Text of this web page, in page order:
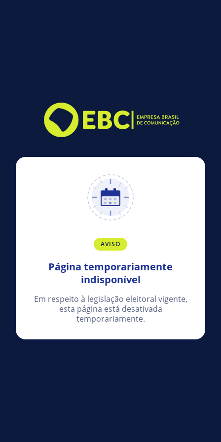
AVISO
Página temporariamente
indisponível
Em respeito à legislação eleitoral vigente,
esta página está desativada
temporariamente.